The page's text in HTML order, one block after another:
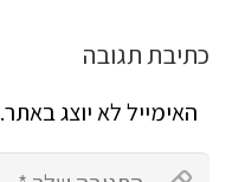
כתיבת תגובה
האימייל לא יוצג באתר.